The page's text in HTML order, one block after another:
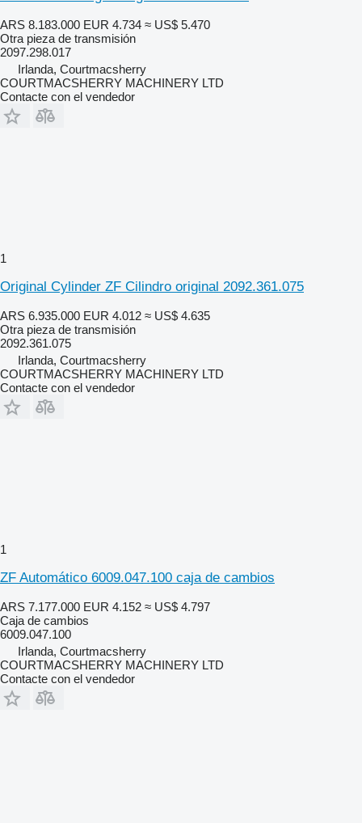
ARS 8.183.000 EUR 4.734 ≈ US$ 5.470
Otra pieza de transmisión
2097.298.017
Irlanda, Courtmacsherry
COURTMACSHERRY MACHINERY LTD
Contacte con el vendedor
1
Original Cylinder ZF Cilindro original 2092.361.075
ARS 6.935.000 EUR 4.012 ≈ US$ 4.635
Otra pieza de transmisión
2092.361.075
Irlanda, Courtmacsherry
COURTMACSHERRY MACHINERY LTD
Contacte con el vendedor
1
ZF Automático 6009.047.100 caja de cambios
ARS 7.177.000 EUR 4.152 ≈ US$ 4.797
Caja de cambios
6009.047.100
Irlanda, Courtmacsherry
COURTMACSHERRY MACHINERY LTD
Contacte con el vendedor